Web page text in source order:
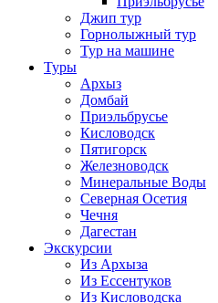
Джип тур
Горнолыжный тур
Тур на машине
Туры
Архыз
Домбай
Приэльбрусье
Кисловодск
Пятигорск
Железноводск
Минеральные Воды
Северная Осетия
Чечня
Дагестан
Экскурсии
Из Архыза
Из Ессентуков
Из Кисловодска